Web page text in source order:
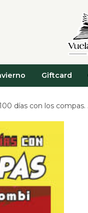
Giftcard
los compas. el apocalipsis zombi